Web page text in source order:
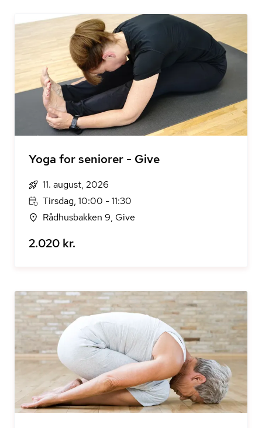
Yoga for seniorer - Give
11. august, 2026
Tirsdag, 10:00 - 11:30
Rådhusbakken 9, Give
2.020 kr.